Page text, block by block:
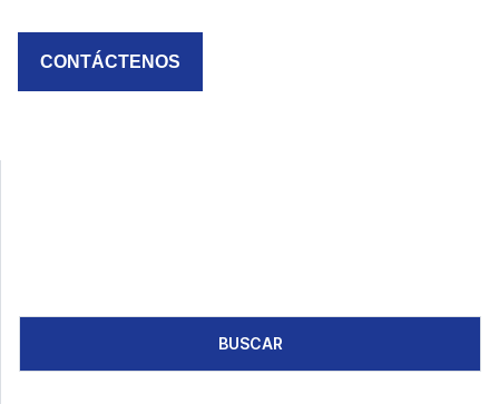
CONTÁCTENOS
BUSCAR